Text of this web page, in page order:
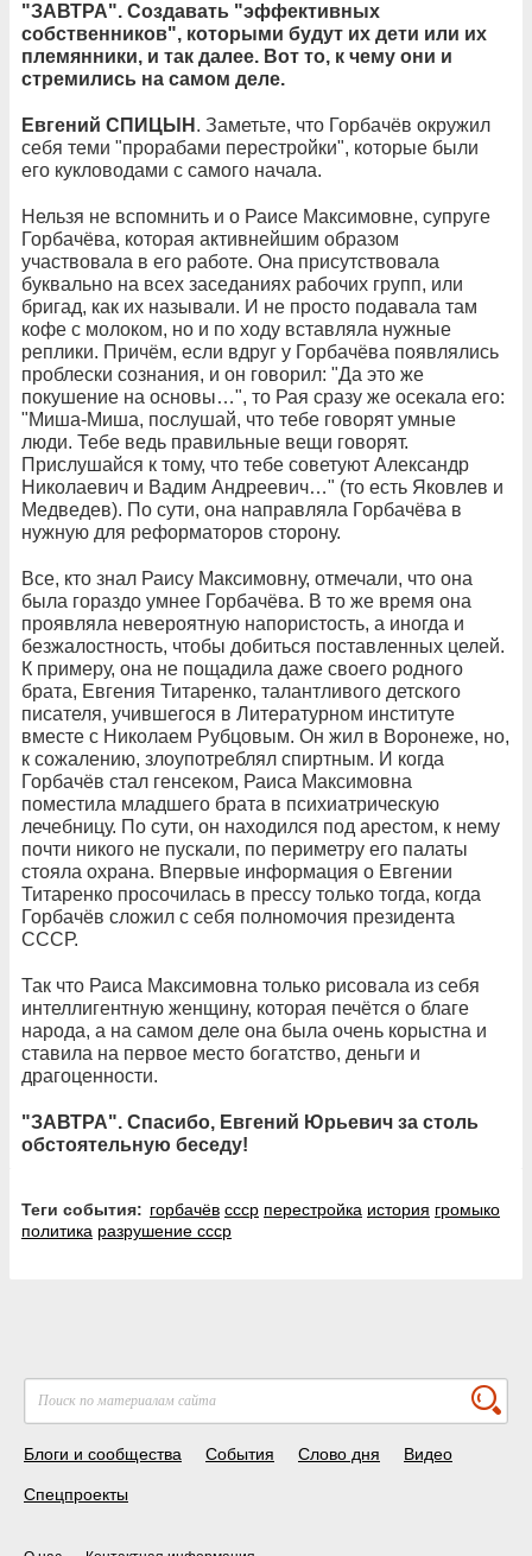
"ЗАВТРА". Создавать "эффективных
собственников", которыми будут их дети или их
племянники, и так далее. Вот то, к чему они и
стремились на самом деле.
Евгений СПИЦЫН . Заметьте, что Горбачёв окружил
себя теми "прорабами перестройки", которые были
его кукловодами с самого начала.
Нельзя не вспомнить и о Раисе Максимовне, супруге
Горбачёва, которая активнейшим образом
участвовала в его работе. Она присутствовала
буквально на всех заседаниях рабочих групп, или
бригад, как их называли. И не просто подавала там
кофе с молоком, но и по ходу вставляла нужные
реплики. Причём, если вдруг у Горбачёва появлялись
проблески сознания, и он говорил: "Да это же
покушение на основы…", то Рая сразу же осекала его:
"Миша-Миша, послушай, что тебе говорят умные
люди. Тебе ведь правильные вещи говорят.
Прислушайся к тому, что тебе советуют Александр
Николаевич и Вадим Андреевич…" (то есть Яковлев и
Медведев). По сути, она направляла Горбачёва в
нужную для реформаторов сторону.
Все, кто знал Раису Максимовну, отмечали, что она
была гораздо умнее Горбачёва. В то же время она
проявляла невероятную напористость, а иногда и
безжалостность, чтобы добиться поставленных целей.
К примеру, она не пощадила даже своего родного
брата, Евгения Титаренко, талантливого детского
писателя, учившегося в Литературном институте
вместе с Николаем Рубцовым. Он жил в Воронеже, но,
к сожалению, злоупотреблял спиртным. И когда
Горбачёв стал генсеком, Раиса Максимовна
поместила младшего брата в психиатрическую
лечебницу. По сути, он находился под арестом, к нему
почти никого не пускали, по периметру его палаты
стояла охрана. Впервые информация о Евгении
Титаренко просочилась в прессу только тогда, когда
Горбачёв сложил с себя полномочия президента
СССР.
Так что Раиса Максимовна только рисовала из себя
интеллигентную женщину, которая печётся о благе
народа, а на самом деле она была очень корыстна и
ставила на первое место богатство, деньги и
драгоценности.
"ЗАВТРА". Спасибо, Евгений Юрьевич за столь
обстоятельную беседу!
Теги события: горбачёв ссср перестройка история громыко
политика разрушение ссср
Блоги и сообщества События Слово дня Видео
Спецпроекты